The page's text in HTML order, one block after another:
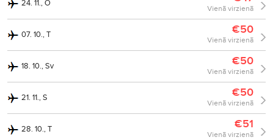
24. 11., O
Vienā virzienā
07. 10., T €50
Vienā virzienā
18. 10., Sv €50
Vienā virzienā
21. 11., S €50
Vienā virzienā
28. 10., T €51
Vienā virzienā